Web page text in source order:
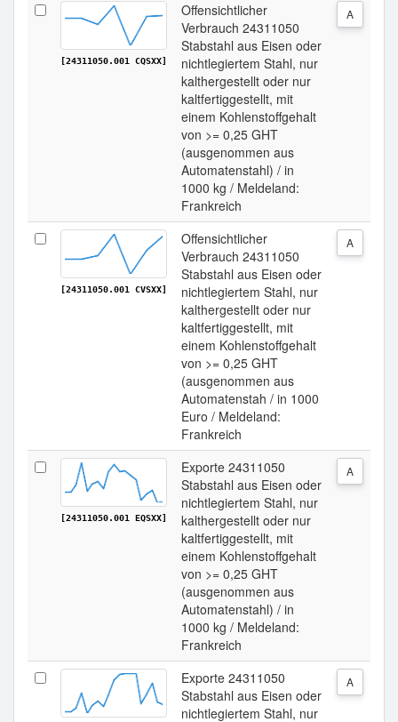
[24311050.001 CQSXX]
Offensichtlicher
Verbrauch 24311050
Stabstahl aus Eisen oder
nichtlegiertem Stahl, nur
kalthergestellt oder nur
kaltfertiggestellt, mit
einem Kohlenstoffgehalt
von >= 0,25 GHT
(ausgenommen aus
Automatenstahl) / in
1000 kg / Meldeland:
Frankreich
A
[24311050.001 CVSXX]
Offensichtlicher
Verbrauch 24311050
Stabstahl aus Eisen oder
nichtlegiertem Stahl, nur
kalthergestellt oder nur
kaltfertiggestellt, mit
einem Kohlenstoffgehalt
von >= 0,25 GHT
(ausgenommen aus
Automatenstah / in 1000
Euro / Meldeland:
Frankreich
A
[24311050.001 EQSXX]
Exporte 24311050
Stabstahl aus Eisen oder
nichtlegiertem Stahl, nur
kalthergestellt oder nur
kaltfertiggestellt, mit
einem Kohlenstoffgehalt
von >= 0,25 GHT
(ausgenommen aus
Automatenstahl) / in
1000 kg / Meldeland:
Frankreich
A
Exporte 24311050
Stabstahl aus Eisen oder
nichtlegiertem Stahl, nur
A